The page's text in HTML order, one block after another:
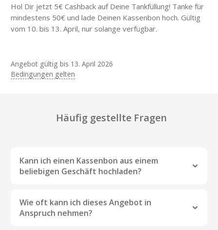
Hol Dir jetzt 5€ Cashback auf Deine Tankfüllung! Tanke für
mindestens 50€ und lade Deinen Kassenbon hoch. Gültig
vom 10. bis 13. April, nur solange verfügbar.
Angebot gültig bis 13. April 2026
Bedingungen gelten
Häufig gestellte Fragen
Kann ich einen Kassenbon aus einem
beliebigen Geschäft hochladen?
ausgewählte Geschäfte. Bitte überprüfe die
Nutzungsbedingungen des Angebots vor
Deinem Kauf, um sicherzugehen welche
Wie oft kann ich dieses Angebot in
Anspruch nehmen?